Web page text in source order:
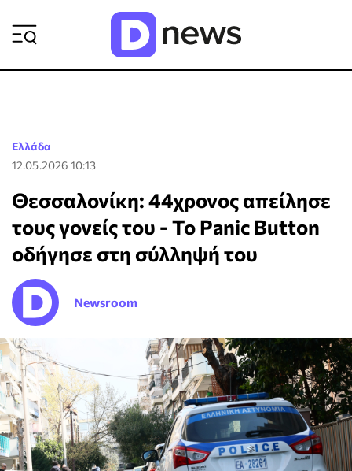
Ελλάδα
12.05.2026 10:13
Θεσσαλονίκη: 44χρονος απείλησε
τους γονείς του - Το Panic Button
οδήγησε στη σύλληψή του
Newsroom